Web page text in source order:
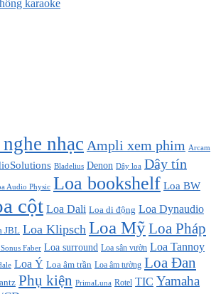
karaoke
nhạc Ampli xem phim Arcam
Bladelius Denon Dây loa Dây tín
Audio Physic Loa bookshelf Loa BW
cột Loa Dali Loa di động Loa Dynaudio
JBL Loa Klipsch Loa MỹLoa Pháp
Faber Loa surround Loa sân vườn Loa Tannoy
Loa Ý Loa âm trần Loa âm tường Loa Đan
Phụ kiện PrimaLuna Rotel TIC Yamaha